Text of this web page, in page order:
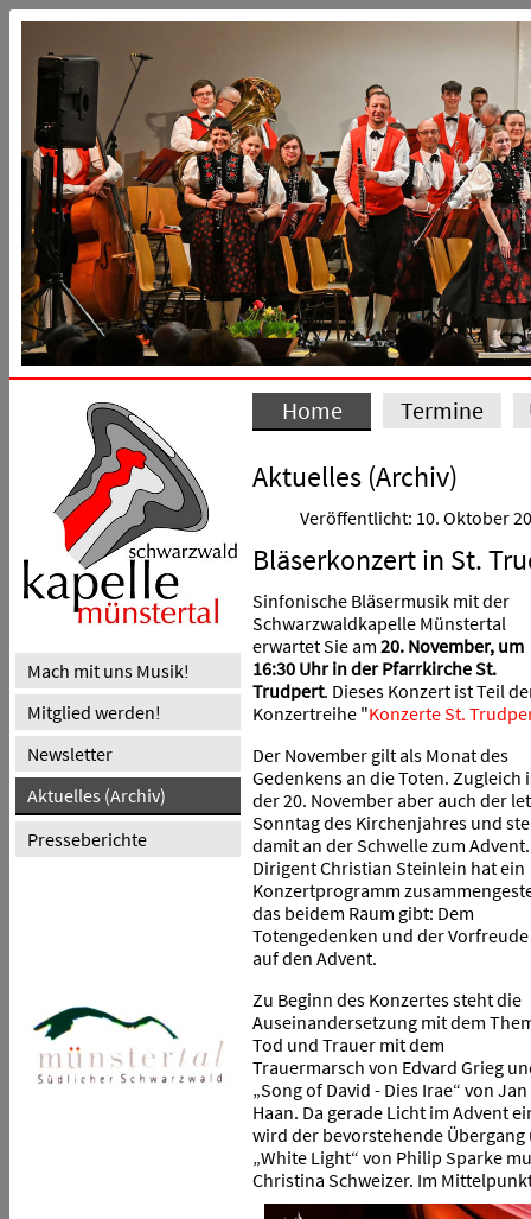
Mach mit uns Musik!
Mitglied werden!
Newsletter
Aktuelles (Archiv)
Presseberichte
Home Termine
Aktuelles (Archiv)
Veröffentlicht: 10. Oktober
Bläserkonzert in St.
Sinfonische Bläsermusik mit der
Schwarzwaldkapelle Münstertal
erwartet Sie am 20. November, um
16:30 Uhr in der Pfarrkirche St.
Trudpert. Dieses Konzert ist Teil
Konzertreihe "Konzerte St.
Der November gilt als Monat des
Gedenkens an die Toten. Zugleich
der 20. November aber auch der
Sonntag des Kirchenjahres und
damit an der Schwelle zum Advent.
Dirigent Christian Steinlein hat ein
Konzertprogramm
das beidem Raum gibt: Dem
Totengedenken und der Vorfreude
auf den Advent.
Zu Beginn des Konzertes steht die
Auseinandersetzung mit dem
Tod und Trauer mit dem
Trauermarsch von Edvard Grieg
„Song of David - Dies Irae“ von
Haan. Da gerade Licht im Advent
wird der bevorstehende
„White Light“ von Philip Sparke
Christina Schweizer. Im